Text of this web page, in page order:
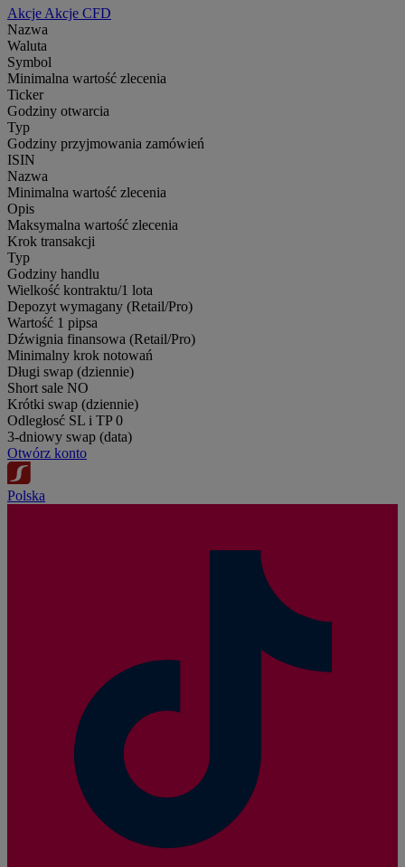
Akcje Akcje CFD
Nazwa
Waluta
Symbol
Minimalna wartość zlecenia
Ticker
Godziny otwarcia
Typ
Godziny przyjmowania zamówień
ISIN
Nazwa
Minimalna wartość zlecenia
Opis
Maksymalna wartość zlecenia
Krok transakcji
Typ
Godziny handlu
Wielkość kontraktu/1 lota
Depozyt wymagany (Retail/Pro)
Wartość 1 pipsa
Dźwignia finansowa (Retail/Pro)
Minimalny krok notowań
Długi swap (dziennie)
Short sale NO
Krótki swap (dziennie)
Odległosć SL i TP 0
3-dniowy swap (data)
Otwórz konto
Polska